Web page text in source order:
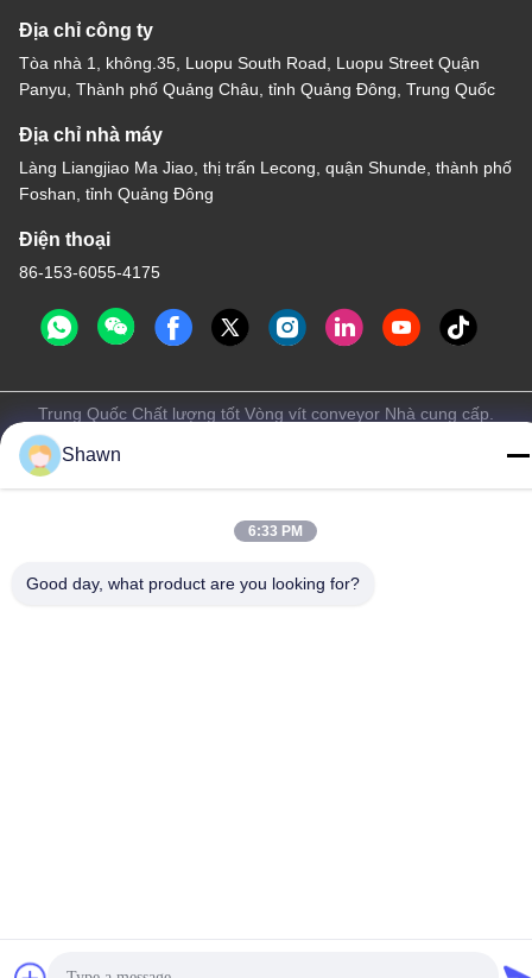
Địa chỉ công ty
Tòa nhà 1, không.35, Luopu South Road, Luopu Street Quận
Panyu, Thành phố Quảng Châu, tỉnh Quảng Đông, Trung Quốc
Địa chỉ nhà máy
Làng Liangjiao Ma Jiao, thị trấn Lecong, quận Shunde, thành phố
Foshan, tỉnh Quảng Đông
Điện thoại
86-153-6055-4175
Trung Quốc Chất lượng tốt Vòng vít conveyor Nhà cung cấp.
-2026 Guangzhou Kaixi Wisdom Valley Technology Co.,Ltd Tất cả
Shawn
6:33 PM
Good day, what product are you looking for?